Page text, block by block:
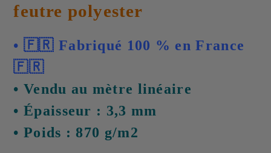
feutre polyester
• 🇫🇷 Fabriqué 100 % en France
🇫🇷
• Vendu au mètre linéaire
• Épaisseur : 3,3 mm
• Poids : 870 g/m2